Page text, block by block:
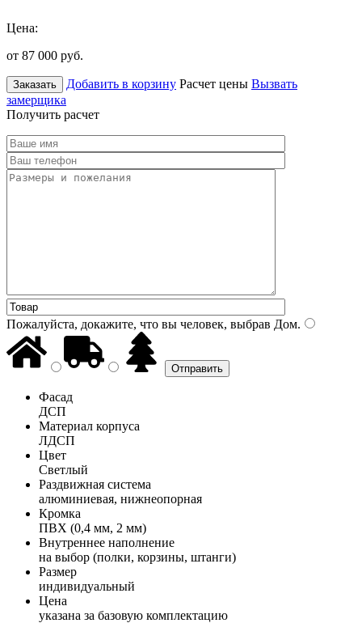
Цена:
от 87 000 руб.
Заказать Добавить в корзину Расчет цены Вызвать
замерщика
Получить расчет
Пожалуйста, докажите, что вы человек, выбрав Дом.
Фасад
ДСП
Материал корпуса
ЛДСП
Цвет
Светлый
Раздвижная система
алюминиевая, нижнеопорная
Кромка
ПВХ (0,4 мм, 2 мм)
Внутреннее наполнение
на выбор (полки, корзины, штанги)
Размер
индивидуальный
Цена
указана за базовую комплектацию